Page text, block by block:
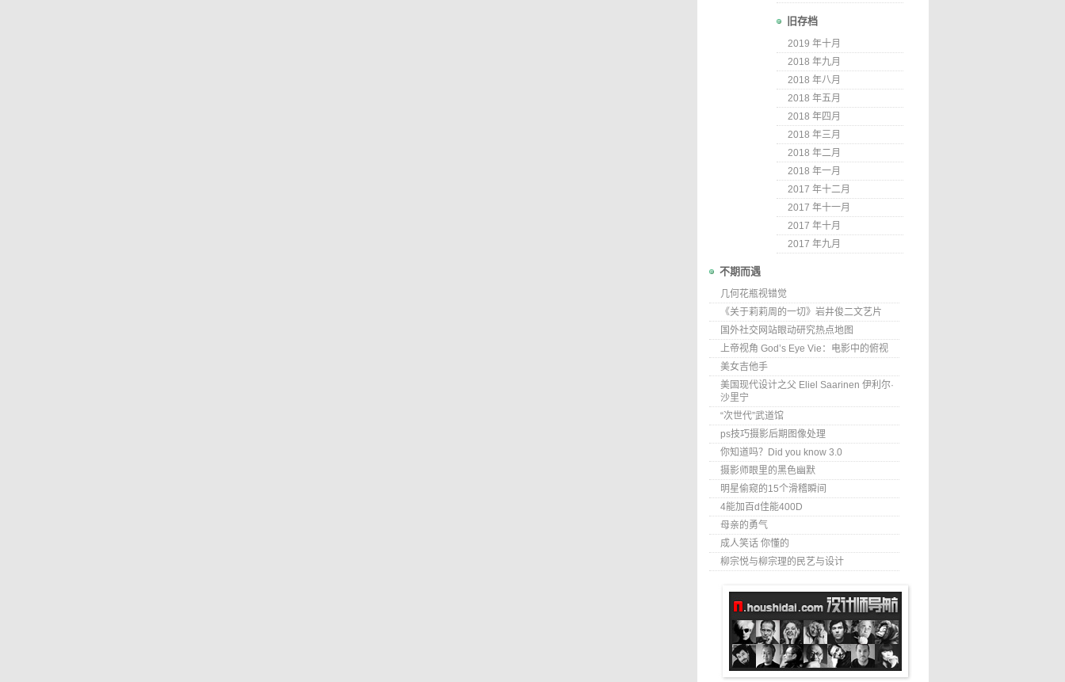
旧存档
2019 年十月
2018 年九月
2018 年八月
2018 年五月
2018 年四月
2018 年三月
2018 年二月
2018 年一月
2017 年十二月
2017 年十一月
2017 年十月
2017 年九月
不期而遇
几何花瓶视错觉
《关于莉莉周的一切》岩井俊二文艺片
国外社交网站眼动研究热点地图
上帝视角 God’s Eye Vie：电影中的俯视
美女吉他手
美国现代设计之父 Eliel Saarinen 伊利尔·
沙里宁
“次世代”武道馆
ps技巧摄影后期图像处理
你知道吗？Did you know 3.0
摄影师眼里的黑色幽默
明星偷窥的15个滑稽瞬间
4能加百d佳能400D
母亲的勇气
成人笑话 你懂的
柳宗悦与柳宗理的民艺与设计